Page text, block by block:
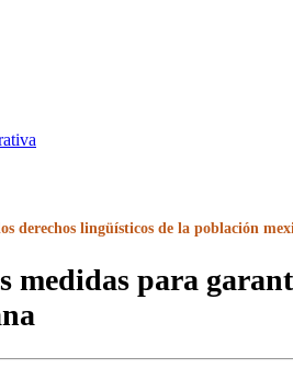
derechos lingüísticos de la población
para